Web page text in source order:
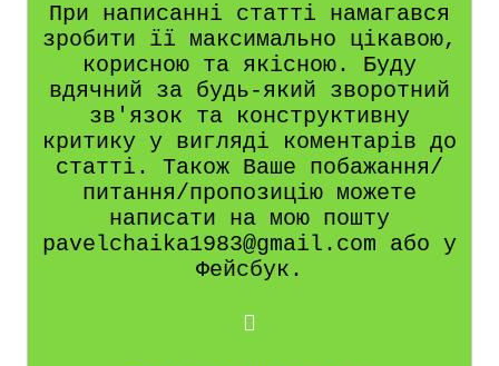
При написанні статті намагався
зробити її максимально цікавою,
корисною та якісною. Буду
вдячний за будь-який зворотний
зв'язок та конструктивну
критику у вигляді коментарів до
статті. Також Ваше побажання/
питання/пропозицію можете
написати на мою пошту
pavelchaika1983@gmail.com або у
Фейсбук.